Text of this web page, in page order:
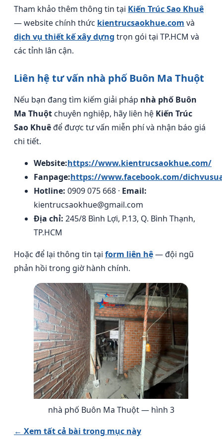
Tham khảo thêm thông tin tại Kiến Trúc Sao Khuê
— website chính thức kientrucsaokhue.com và
dịch vụ thiết kế xây dựng trọn gói tại TP.HCM và
các tỉnh lân cận.
Liên hệ tư vấn nhà phố Buôn Ma Thuột
Nếu bạn đang tìm kiếm giải pháp nhà phố Buôn
Ma Thuột chuyên nghiệp, hãy liên hệ Kiến Trúc
Sao Khuêđể được tư vấn miễn phí và nhận báo giá
chi tiết.
Website:https://www.kientrucsaokhue.com/
Fanpage:https://www.facebook.com/
Hotline: 0909 075 668 · Email:
kientrucsaokhue@gmail.com
Địa chỉ: 245/8 Bình Lợi, P.13, Q. Bình Thạnh,
TP.HCM
Hoặc để lại thông tin tại form liên hệ— đội ngũ
phản hồi trong giờ hành chính.
nhà phố Buôn Ma Thuột — hình 3
← Xem tất cả bài trong mục này